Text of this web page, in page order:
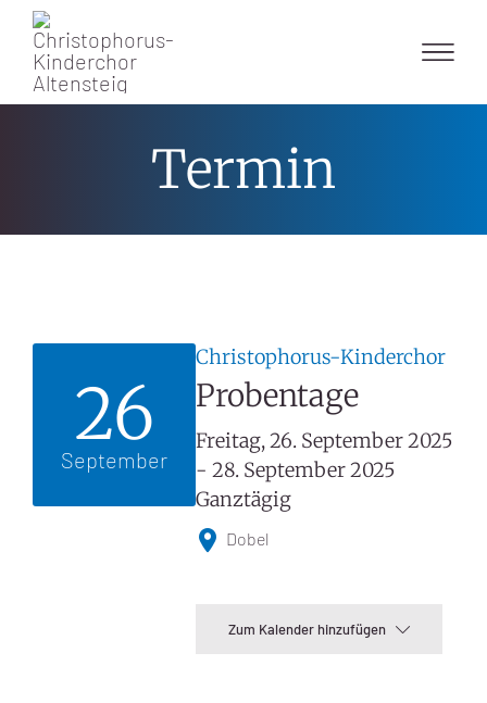
Skip
content
Termin
26
September
Christophorus-Kinderchor
Probentage
Freitag, 26. September 2025
- 28. September 2025
Ganztägig
Dobel
Zum Kalender hinzufügen